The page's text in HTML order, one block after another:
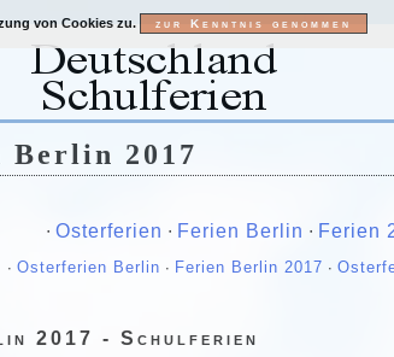
Berlin 2017
∙ Osterferien ∙ Ferien Berlin ∙ Ferien
∙ Osterferien Berlin ∙ Ferien Berlin 2017 ∙
2017 - Schulferien
von Cookies zu.